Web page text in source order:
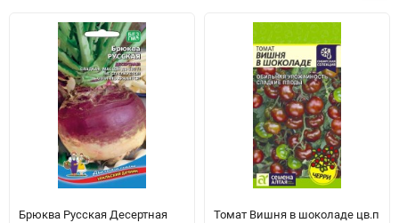
Брюква Русская Десертная
Томат Вишня в шоколаде цв.п